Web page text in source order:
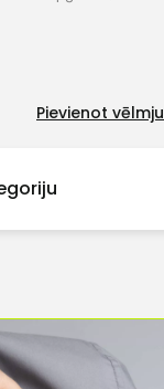
Pievienot